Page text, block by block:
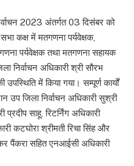
2023 अंतर्गत 03 दिसंबर को
कक्ष में मतगणना पर्यवेक्षक,
पर्यवेक्षक तथा मतगणना सहायक
निर्वाचन अधिकारी श्री सौरभ
उपस्थिति में किया गया। सम्पूर्ण कार्यों
उप जिला निर्वाचन अधिकारी सुश्री
प्रदीप साहू, रिटर्निंग अधिकारी
कटघोरा श्रीमती रिचा सिंह और
पैंकरा सहित एनआईसी अधिकारी